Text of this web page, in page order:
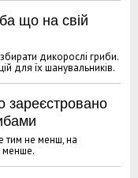
що на свій
дикорослі гриби.
для їх шанувальників.
зареєстровано
тим не менш, на
менше.